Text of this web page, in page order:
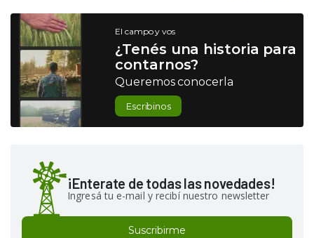
El campo y vos
¿Tenés una historia para
contarnos?
Queremos conocerla
Escribinos
¡Enterate de todas las novedades!
Ingresá tu e-mail y recibí nuestro newsletter
Suscribirme